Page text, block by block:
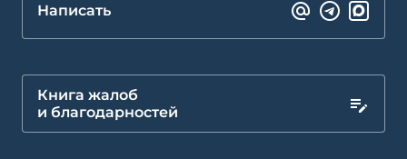
Написать
Книга жалоб
и благодарностей